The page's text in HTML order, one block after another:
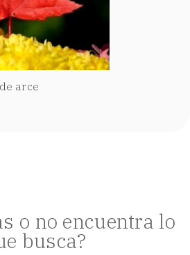
arce
o no encuentra lo
busca?